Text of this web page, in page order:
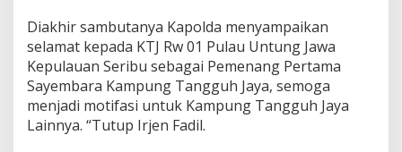
Diakhir sambutanya Kapolda menyampaikan
selamat kepada KTJ Rw 01 Pulau Untung Jawa
Kepulauan Seribu sebagai Pemenang Pertama
Sayembara Kampung Tangguh Jaya, semoga
menjadi motifasi untuk Kampung Tangguh Jaya
Lainnya. “Tutup Irjen Fadil.